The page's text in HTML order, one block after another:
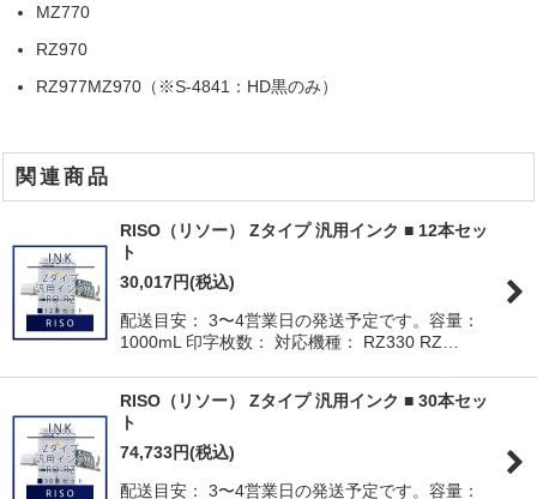
MZ770
RZ970
RZ977MZ970（※S-4841：HD黒のみ）
関連商品
RISO（リソー） Zタイプ 汎用インク ■ 12本セッ
ト
30,017円(税込)
配送目安： 3〜4営業日の発送予定です。容量：
1000mL 印字枚数： 対応機種： RZ330 RZ…
RISO（リソー） Zタイプ 汎用インク ■ 30本セッ
ト
74,733円(税込)
配送目安： 3〜4営業日の発送予定です。容量：